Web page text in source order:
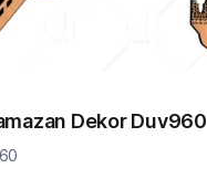
Dekor Duv960